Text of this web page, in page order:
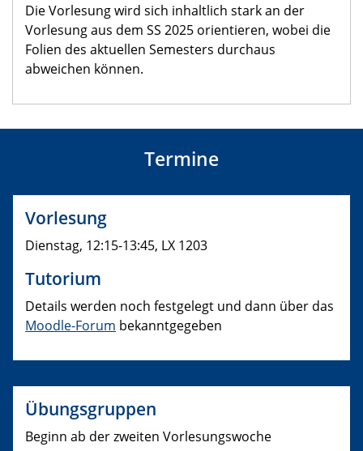
Die Vorlesung wird sich inhaltlich stark an der
Vorlesung aus dem SS 2025 orientieren, wobei die
Folien des aktuellen Semesters durchaus
abweichen können.
Termine
Vorlesung
Dienstag, 12:15-13:45, LX 1203
Tutorium
Details werden noch festgelegt und dann über das
Moodle-Forum bekanntgegeben
Übungsgruppen
Beginn ab der zweiten Vorlesungswoche